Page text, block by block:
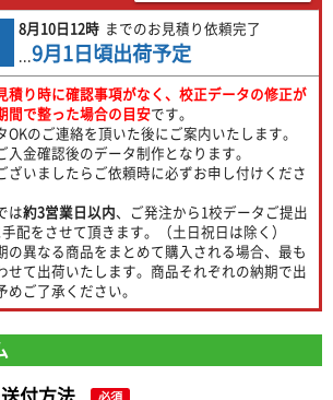
8月10日12時 までのお見積り依頼完了
...9月1日頃出荷予定
積り時に確認事項がなく、校正データの修正が
間で整った場合の目安です。
のご連絡を頂いた後にご案内いたします。
金確認後のデータ制作となります。
いましたらご依頼時に必ずお申し付けくださ
は約3営業日以内、ご発注から1校データご提出
配をさせて頂きます。（土日祝日は除く）
異なる商品をまとめて購入される場合、最も
せて出荷いたします。商品それぞれの納期で出
ご了承ください。